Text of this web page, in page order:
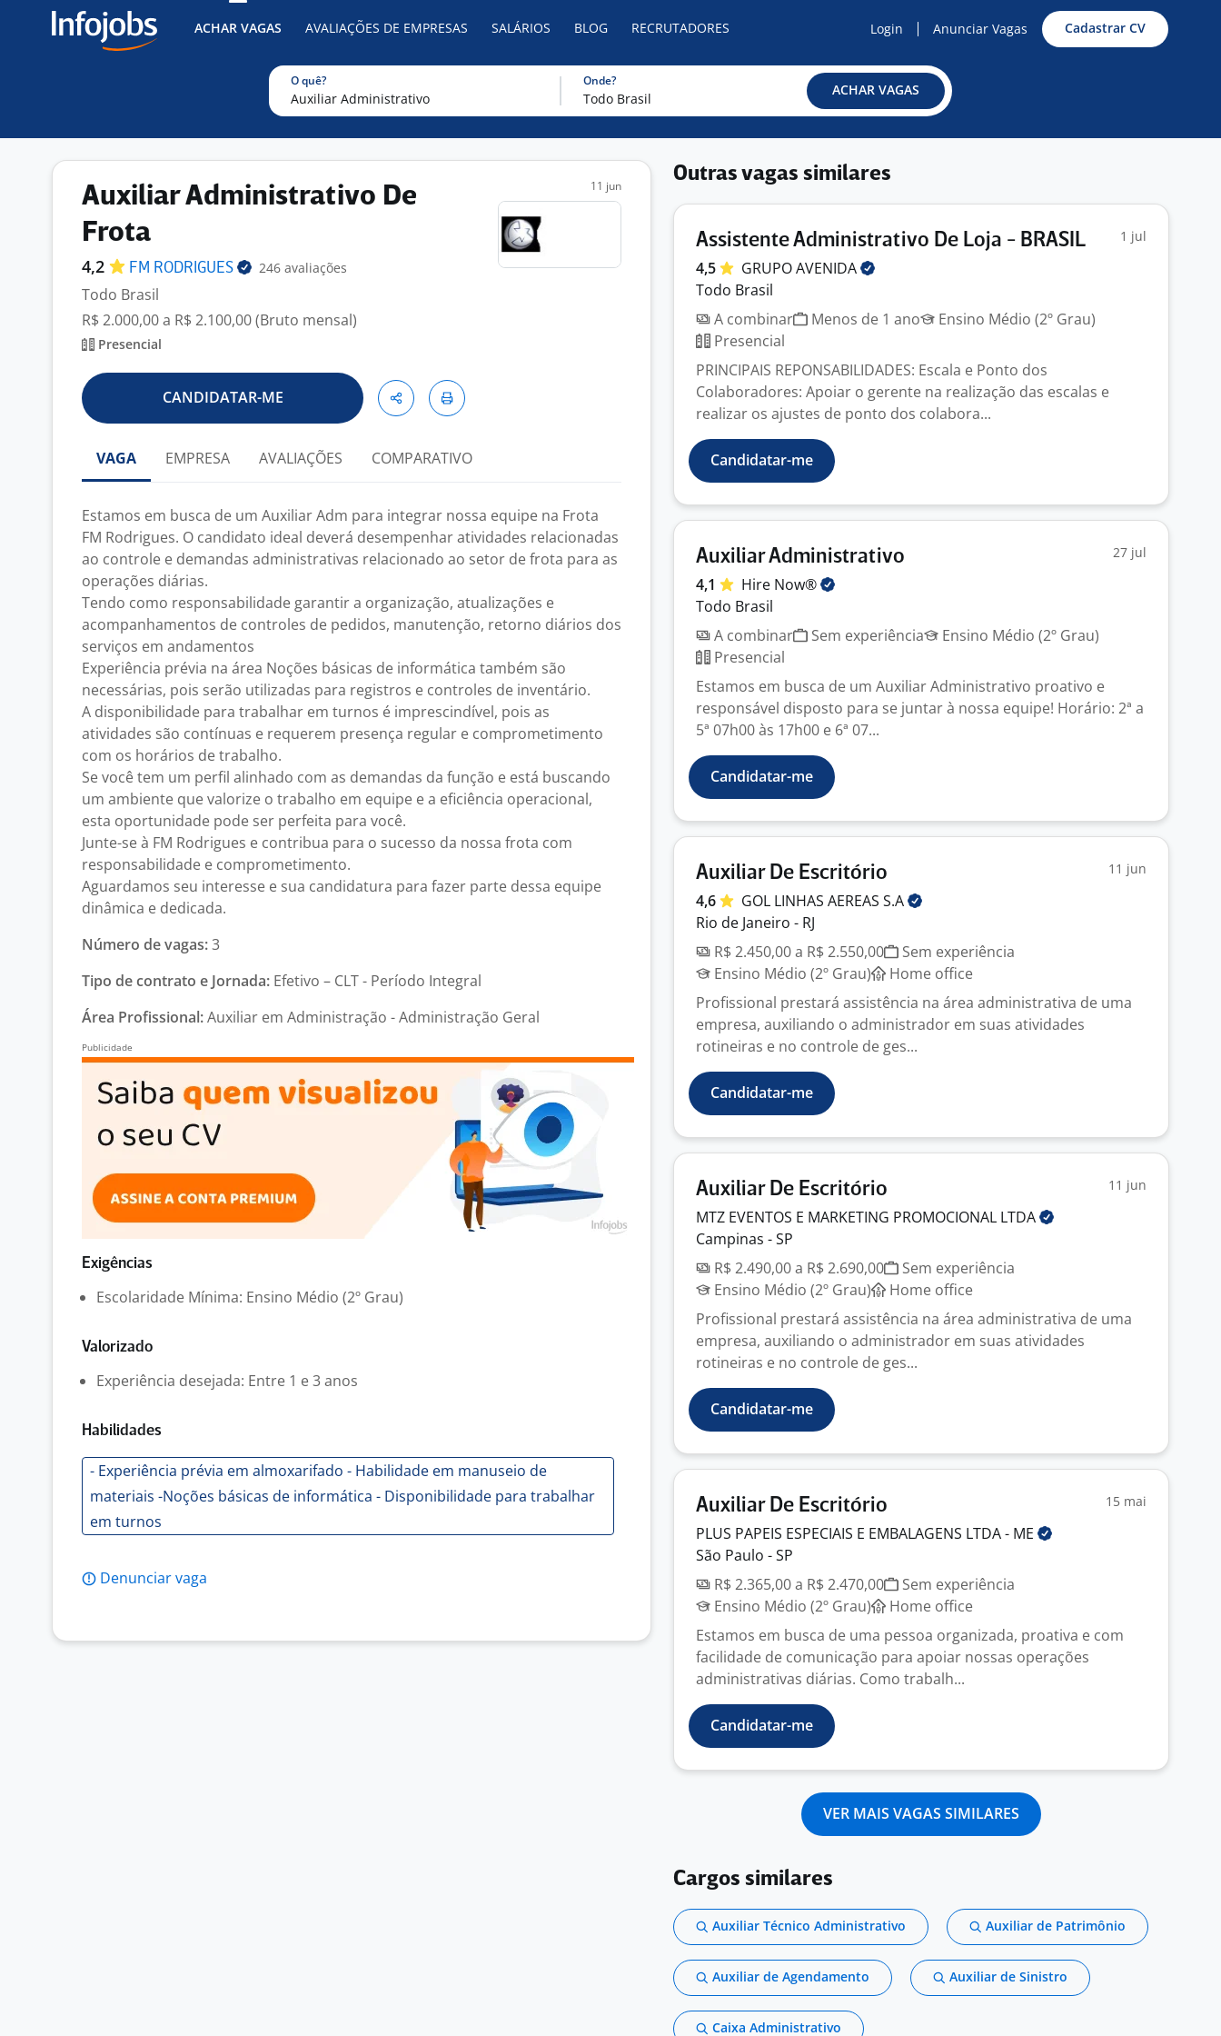
ACHAR VAGAS AVALIAÇÕES DE EMPRESAS SALÁRIOS BLOG RECRUTADORES Login Anunciar Vagas Cadastrar CV
O quê? Onde?
ACHAR VAGAS
Auxiliar Administrativo De
Frota
4,2 FM RODRIGUES 246 avaliações
Todo Brasil
R$ 2.000,00 a R$ 2.100,00 (Bruto mensal)
Presencial
11 jun
CANDIDATAR-ME
VAGA EMPRESA AVALIAÇÕES COMPARATIVO
Estamos em busca de um Auxiliar Adm para integrar nossa equipe na Frota
FM Rodrigues. O candidato ideal deverá desempenhar atividades relacionadas
ao controle e demandas administrativas relacionado ao setor de frota para as
operações diárias.
Tendo como responsabilidade garantir a organização, atualizações e
acompanhamentos de controles de pedidos, manutenção, retorno diários dos
serviços em andamentos
Experiência prévia na área Noções básicas de informática também são
necessárias, pois serão utilizadas para registros e controles de inventário.
A disponibilidade para trabalhar em turnos é imprescindível, pois as
atividades são contínuas e requerem presença regular e comprometimento
com os horários de trabalho.
Se você tem um perfil alinhado com as demandas da função e está buscando
um ambiente que valorize o trabalho em equipe e a eficiência operacional,
esta oportunidade pode ser perfeita para você.
Junte-se à FM Rodrigues e contribua para o sucesso da nossa frota com
responsabilidade e comprometimento.
Aguardamos seu interesse e sua candidatura para fazer parte dessa equipe
dinâmica e dedicada.
Número de vagas:3
Tipo de contrato e Jornada: Efetivo – CLT - Período Integral
Área Profissional:Auxiliar em Administração - Administração Geral
Exigências
Escolaridade Mínima: Ensino Médio (2º Grau)
Valorizado
Experiência desejada: Entre 1 e 3 anos
Habilidades
- Experiência prévia em almoxarifado - Habilidade em manuseio de
materiais -Noções básicas de informática - Disponibilidade para trabalhar
em turnos
Denunciar vaga
Outras vagas similares
Assistente Administrativo De Loja - BRASIL 1 jul
4,5 GRUPOAVENIDA
Todo Brasil
A combinar
Menos de 1 ano
Ensino Médio (2º Grau)
Presencial
PRINCIPAIS REPONSABILIDADES: Escala e Ponto dos
Colaboradores: Apoiar o gerente na realização das escalas e
realizar os ajustes de ponto dos colabora...
Candidatar-me
Auxiliar Administrativo 27 jul
4,1 Hire Now®
Todo Brasil
A combinar
Sem experiência
Ensino Médio (2º Grau)
Presencial
Estamos em busca de um Auxiliar Administrativo proativo e
responsável disposto para se juntar à nossa equipe! Horário: 2ª a
5ª 07h00 às 17h00 e 6ª 07...
Candidatar-me
Auxiliar De Escritório 11 jun
4,6 GOL LINHAS AEREAS S.A
Rio de Janeiro - RJ
R$ 2.450,00 a R$ 2.550,00
Sem experiência
Ensino Médio (2º Grau)
Home office
Profissional prestará assistência na área administrativa de uma
empresa, auxiliando o administrador em suas atividades
rotineiras e no controle de ges...
Candidatar-me
Auxiliar De Escritório 11 jun
MTZ EVENTOS E MARKETING PROMOCIONAL LTDA
Campinas - SP
R$ 2.490,00 a R$ 2.690,00
Sem experiência
Ensino Médio (2º Grau)
Home office
Profissional prestará assistência na área administrativa de uma
empresa, auxiliando o administrador em suas atividades
rotineiras e no controle de ges...
Candidatar-me
Auxiliar De Escritório 15 mai
PLUS PAPEIS ESPECIAIS E EMBALAGENS LTDA - ME
São Paulo - SP
R$ 2.365,00 a R$ 2.470,00
Sem experiência
Ensino Médio (2º Grau)
Home office
Estamos em busca de uma pessoa organizada, proativa e com
facilidade de comunicação para apoiar nossas operações
administrativas diárias. Como trabalh...
Candidatar-me
VER MAIS VAGAS SIMILARES
Cargos similares
Auxiliar Técnico Administrativo Auxiliar de Patrimônio
Auxiliar de Agendamento Auxiliar de Sinistro
Caixa Administrativo